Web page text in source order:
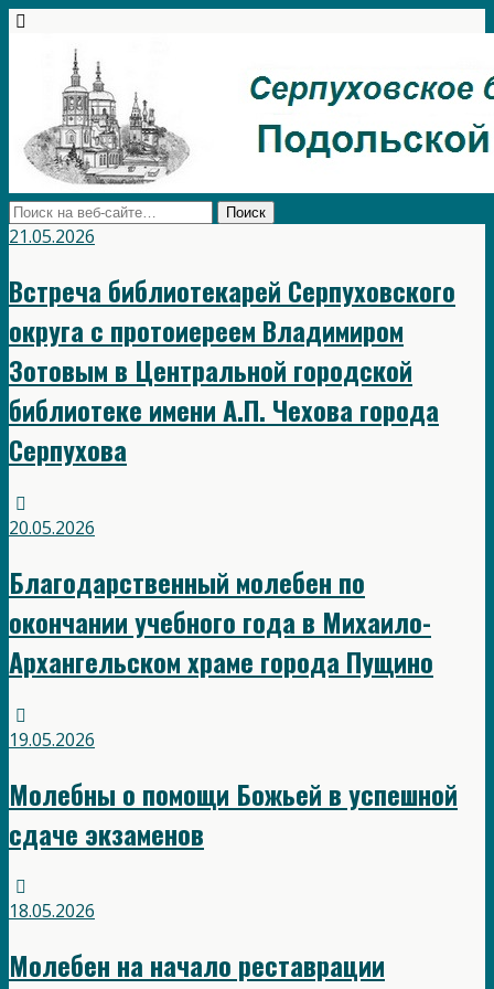
21.05.2026
Встреча библиотекарей Серпуховского
округа с протоиереем Владимиром
Зотовым в Центральной городской
библиотеке имени А.П. Чехова города
Серпухова
20.05.2026
Благодарственный молебен по
окончании учебного года в Михаило-
Архангельском храме города Пущино
19.05.2026
Молебны о помощи Божьей в успешной
сдаче экзаменов
18.05.2026
Молебен на начало реставрации